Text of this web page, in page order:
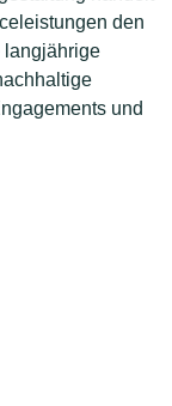
den
langjährige
und